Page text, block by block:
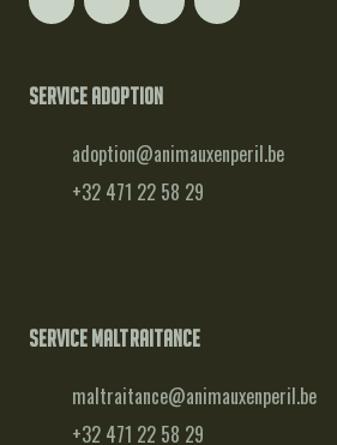
Service adoption
adoption@animauxenperil.be
+32 471 22 58 29
Service maltraitance
maltraitance@animauxenperil.be
+32 471 22 58 29